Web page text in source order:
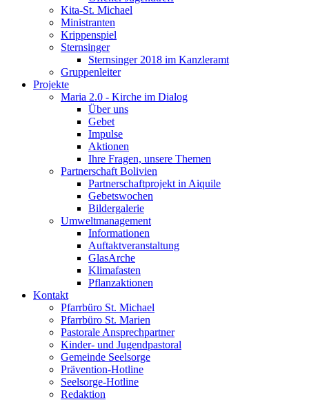
Kita-St. Michael
Ministranten
Krippenspiel
Sternsinger
Sternsinger 2018 im Kanzleramt
Gruppenleiter
Projekte
Maria 2.0 - Kirche im Dialog
Über uns
Gebet
Impulse
Aktionen
Ihre Fragen, unsere Themen
Partnerschaft Bolivien
Partnerschaftprojekt in Aiquile
Gebetswochen
Bildergalerie
Umweltmanagement
Informationen
Auftaktveranstaltung
GlasArche
Klimafasten
Pflanzaktionen
Kontakt
Pfarrbüro St. Michael
Pfarrbüro St. Marien
Pastorale Ansprechpartner
Kinder- und Jugendpastoral
Gemeinde Seelsorge
Prävention-Hotline
Seelsorge-Hotline
Redaktion